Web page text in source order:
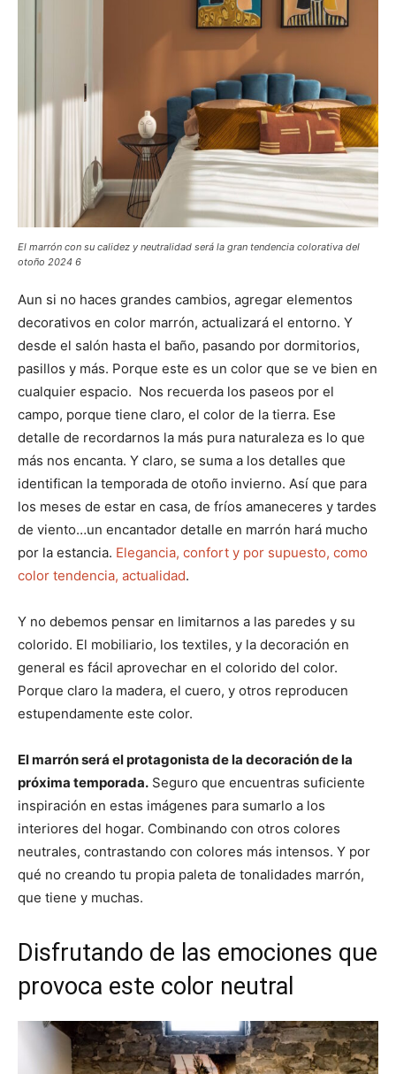
El marrón con su calidez y neutralidad será la gran tendencia colorativa del
otoño 2024 6
Aun si no haces grandes cambios, agregar elementos
decorativos en color marrón, actualizará el entorno. Y
desde el salón hasta el baño, pasando por dormitorios,
pasillos y más. Porque este es un color que se ve bien en
cualquier espacio. Nos recuerda los paseos por el
campo, porque tiene claro, el color de la tierra. Ese
detalle de recordarnos la más pura naturaleza es lo que
más nos encanta. Y claro, se suma a los detalles que
identifican la temporada de otoño invierno. Así que para
los meses de estar en casa, de fríos amaneceres y tardes
de viento…un encantador detalle en marrón hará mucho
por la estancia. Elegancia, confort y por supuesto, como
color tendencia, actualidad.
Y no debemos pensar en limitarnos a las paredes y su
colorido. El mobiliario, los textiles, y la decoración en
general es fácil aprovechar en el colorido del color.
Porque claro la madera, el cuero, y otros reproducen
estupendamente este color.
El marrón será el protagonista de la decoración de la
próxima temporada. Seguro que encuentras suficiente
inspiración en estas imágenes para sumarlo a los
interiores del hogar. Combinando con otros colores
neutrales, contrastando con colores más intensos. Y por
qué no creando tu propia paleta de tonalidades marrón,
que tiene y muchas.
Disfrutando de las emociones que
provoca este color neutral